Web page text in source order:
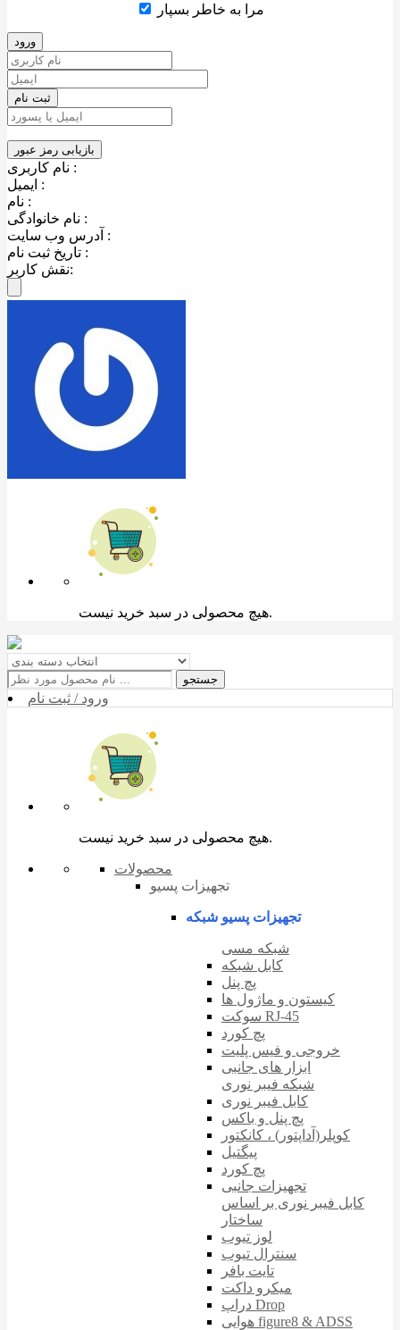
مرا به خاطر بسپار
نام کاربری :
ایمیل :
نام :
نام خانوادگی :
آدرس وب سایت :
تاریخ ثبت نام :
نقش کاربر:
هیچ محصولی در سبد خرید نیست.
جستجو
ورود / ثبت نام
هیچ محصولی در سبد خرید نیست.
محصولات
تجهیزات پسیو
تجهیزات پسیو شبکه
شبکه مسی
کابل شبکه
پچ پنل
کیستون و ماژول ها
سوکت RJ-45
پچ کورد
خروجی و فیس پلیت
ابزار های جانبی
شبکه فیبر نوری
کابل فیبر نوری
پچ پنل و باکس
کوپلر(آداپتور) ، کانکتور
پیگتیل
پچ کورد
تجهیزات جانبی
کابل فیبر نوری بر اساس
ساختار
لوز تیوب
سنترال تیوب
تایت بافر
میکرو داکت
دراپ Drop
هوایی figure8 & ADSS